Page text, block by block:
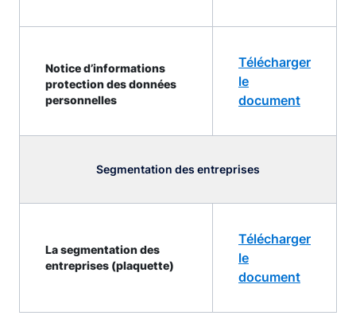
Notice d’informations
protection des données
personnelles
Télécharger
le
document
Segmentation des entreprises
La segmentation des
entreprises (plaquette)
Télécharger
le
document